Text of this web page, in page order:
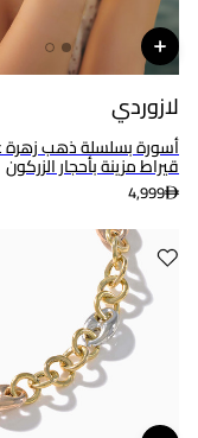
لازوردي
قيراط مزينة بأحجار الزركون
4,999